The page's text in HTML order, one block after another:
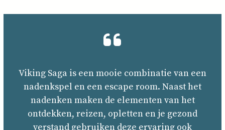
Viking Saga is een mooie combinatie van een
nadenkspel en een escape room. Naast het
nadenken maken de elementen van het
ontdekken, reizen, opletten en je gezond
verstand gebruiken deze ervaring ook